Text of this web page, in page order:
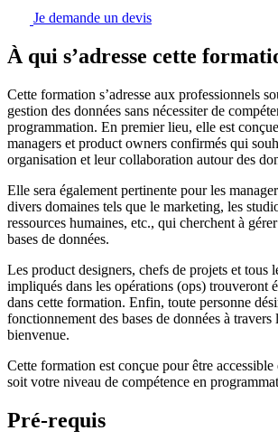
Je demande un devis
À qui s’adresse cette
Cette formation s’adresse aux professionnels
gestion des données sans nécessiter de
programmation. En premier lieu, elle est
managers et product owners confirmés qui
organisation et leur collaboration autour des
Elle sera également pertinente pour les
divers domaines tels que le marketing, les
ressources humaines, etc., qui cherchent à
bases de données.
Les product designers, chefs de projets et tous
impliqués dans les opérations (ops) trouveront
dans cette formation. Enfin, toute personne
fonctionnement des bases de données à
bienvenue.
Cette formation est conçue pour être
soit votre niveau de compétence en
Pré-requis